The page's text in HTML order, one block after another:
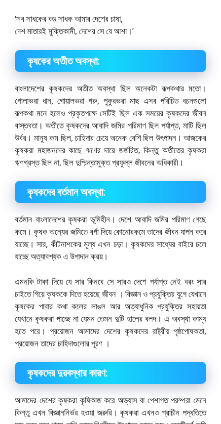
‘সব সাধকের বড় সাধক আমার দেশের চাষা,
দেশ মাতারই মুক্তিকামী, দেশের সে যে আশা।’
কৃষকের অতীত অবস্থা:
বাংলাদেশের কৃষকদের অতীত অবস্থা ছিল অনেকটা রূপকথার মতাে।
গােলাভরা ধান, গােয়ালভরা গরু, পুকুরভরা মাছ এসব পরিচিত বচনগুলাে
রূপকথা মনে হলেও প্রকৃতপক্ষে সেটিই ছিল এক সময়ের কৃষকদের জীবন
বাস্তবতা। অতীতে কৃষকদের আবাদি জমির পরিমাণ ছিল পর্যাপ্ত, মাটি ছিল
উর্বর। মানুষ কম ছিল, চাহিদার চেয়ে অনেক বেশি ছিল উৎপাদন। আজকের
কৃষকরা মহাজনদের কাছে ঋণের দায়ে জর্জরিত, কিন্তু অতীতের কৃষকরা
ঋণগ্রস্ত ছিল না, ছিল দুশ্চিন্তামুক্ত প্রফুল্ল জীবনের অধিকারী।
কৃষকদের বর্তমান অবস্থা:
বর্তমান বাংলাদেশের কৃষকরা ভূমিহীন। দেশে আবাদি জমির পরিমাণ গেছে
কমে। কৃষক অন্যের জমিতে বর্গা দিয়ে কোনােরকমে তাদের জীবন যাপন করে
যাচ্ছে। সার, কীটনাশকের মূল্য এখন চড়া। কৃষকদের সাধ্যের বাইরে চলে
যাচ্ছে অত্যাবশ্যক এ উপাদান ক্রয়।
এমনকি টাকা দিয়ে যে সার কিনবে সে সারও দেশে পর্যাপ্ত নেই বরং সার
চাইতে গিয়ে কৃষককে দিতে হয়েছে জীবন । বিজ্ঞান ও প্রযুক্তির যুগে যেখানে
কৃষকের পাবার কথা কলের লাঙল আর অত্যাধুনিক প্রযুক্তির সহায়তা
যেখানে কৃষকরা পাচ্ছে না যেমন তেমন দুটি হালের বলদ। এ অবস্থা কাম্য
হতে পরে। প্রয়ােজন আমাদের দেশের কৃষকদের রাষ্ট্রীয় পৃষ্ঠপােষকতা,
প্রয়ােজন তাদের চাহিদাগুলাের পূরণ ।
কৃষকদের দুরবস্থার কারণ:
আমাদের দেশের কৃষকরা কৃষিকাজ করে অভ্যাস বা পেশাগত পরম্পরা মেনে
কিন্তু এখন বিজ্ঞাননির্ভর হওয়া জরুরি। কৃষকরা এখনও প্রাচীন পদ্ধতিতে